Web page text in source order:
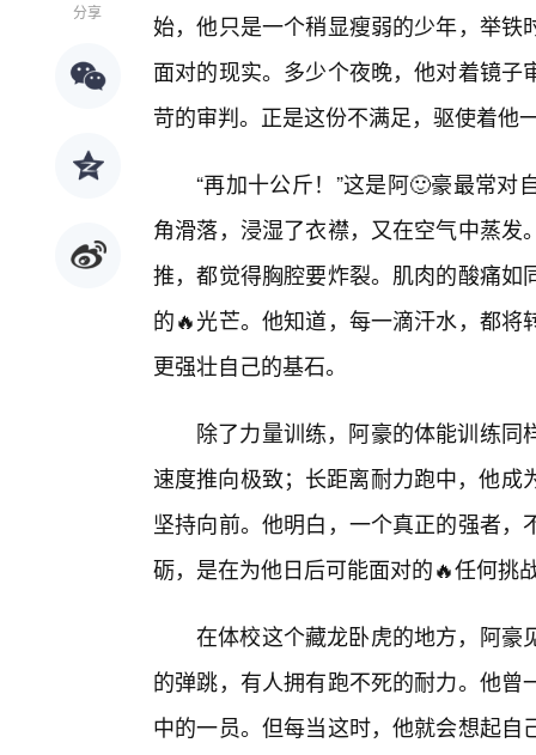
分享
始，他只是一个稍显瘦弱的少年，举
面对的现实。多少个夜晚，他对着镜
苛的审判。正是这份不满足，驱使着他
“再加十公斤！”这是阿🙂豪最常
角滑落，浸湿了衣襟，又在空气中蒸
推，都觉得胸腔要炸裂。肌肉的酸痛
的🔥光芒。他知道，每一滴汗水，都
更强壮自己的基石。
除了力量训练，阿豪的体能训练
速度推向极致；长距离耐力跑中，他
坚持向前。他明白，一个真正的强者
砺，是在为他日后可能面对的🔥任何挑
在体校这个藏龙卧虎的地方，阿豪
的弹跳，有人拥有跑不死的耐力。他
中的一员。但每当这时，他就会想起